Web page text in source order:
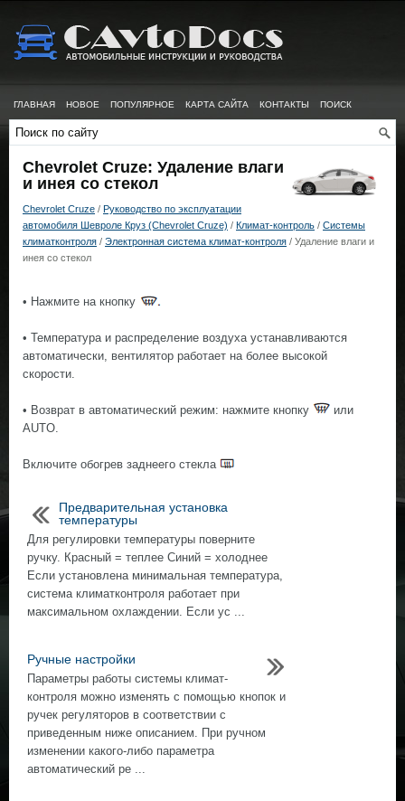
ГЛАВНАЯ НОВОЕ ПОПУЛЯРНОЕ КАРТА САЙТА КОНТАКТЫ ПОИСК
Chevrolet Cruze: Удаление влаги
и инея со стекол
Chevrolet Cruze / Руководство по эксплуатации
автомобиля Шевроле Круз (Chevrolet Cruze) / Климат-контроль / Системы
климатконтроля / Электронная система климат-контроля / Удаление влаги и
инея со стекол
• Нажмите на кнопку
• Температура и распределение воздуха устанавливаются
автоматически, вентилятор работает на болee высокой
скорости.
• Возврат в автоматический режим: нажмите кнопку
или
AUTO.
Включите обогрев заднeeго стекла
Предварительная установка
температуры
Для регулировки температуры поверните
ручку. Красный = теплee Синий = холоднee
Если установлена минимальная температура,
система климатконтроля работает при
максимальном охлаждении. Если ус ...
Ручные настройки
Параметры работы системы климат-
контроля можно изменять с помощью кнопок и
ручек регуляторов в сooтветствии с
приведенным ниже описанием. При ручном
изменении какого-либо параметра
автоматический ре ...